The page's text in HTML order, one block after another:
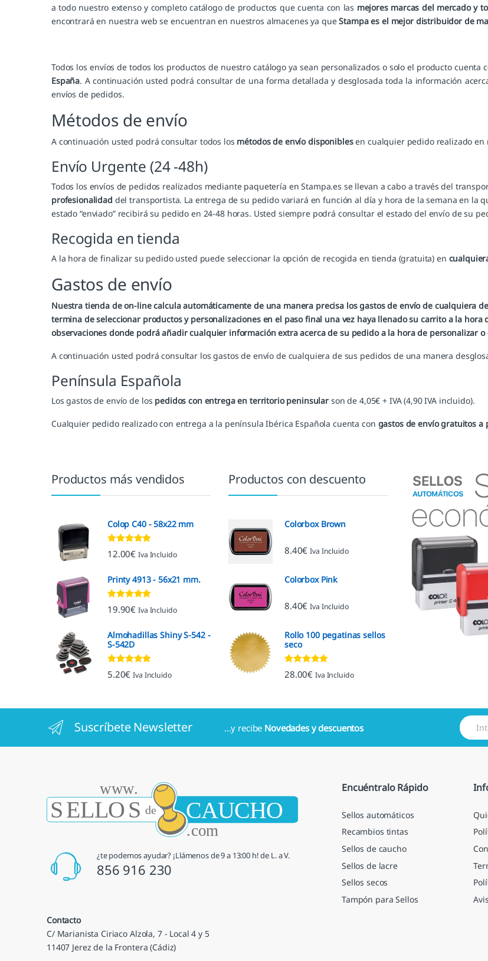
a todo nuestro extenso y completo catálogo de productos que cuenta con las mejores marcas del mercado y
encontrará en nuestra web se encuentran en nuestros almacenes ya queStampa es el mejor distribuidor de
Todos los envíos de todos los productos de nuestro catálogo ya sean personalizados o solo el producto cuenta
España. A continuación usted podrá consultar de una forma detallada y desglosada toda la información
envíos de pedidos.
Métodos de envío
A continuación usted podrá consultar todos los métodos de envío disponiblesen cualquier pedido realizado en
Envío Urgente (24 -48h)
Todos los envíos de pedidos realizados mediante paquetería en Stampa.es se llevan a cabo a través del
profesionalidad del transportista. La entrega de su pedido variará en función al día y hora de la semana en la
estado “enviado” recibirá su pedido en 24-48 horas. Usted siempre podrá consultar el estado del envío de su
Recogida en tienda
A la hora de finalizar su pedido usted puede seleccionar la opción de recogida en tienda (gratuita) en
Gastos de envío
Nuestra tienda de on-line calcula automáticamente de una manera precisa los gastos de envío de cualquiera
termina de seleccionar productos y personalizaciones en el paso final una vez haya llenado su carrito a la
observaciones donde podrá añadir cualquier información extra acerca de su pedido a la hora de personalizar
A continuación usted podrá consultar los gastos de envío de cualquiera de sus pedidos de una manera
Península Española
Los gastos de envío de los pedidos con entrega en territorio peninsular son de 4,05€ + IVA (4,90 IVA incluido).
Cualquier pedido realizado con entrega a la península Ibérica Española cuenta con gastos de envío gratuitos a
Marcas De Carrusel
Productos más vendidos
Colop C40 - 58x22 mm
Valorado con
5.00de 5
12.00€ Iva Incluido
Printy 4913 - 56x21 mm.
Valorado con
4.92de 5
19.90€ Iva Incluido
Almohadillas Shiny S-542 -
S-542D
Valorado con
5.00de 5
5.20€ Iva Incluido
Productos con descuento
Colorbox Brown
8.40€ Iva Incluido
Colorbox Pink
8.40€ Iva Incluido
Rollo 100 pegatinas sellos
seco
Valorado con
5.00de 5
28.00€ Iva Incluido
Suscríbete Newsletter ...y recibe Novedades y descuentos
E
m
¿te podemos ayudar? ¡Llámenos de 9 a 13:00 h! de L. a V.
856 916 230
Contacto
C/ Marianista Ciriaco Alzola, 7 - Local 4 y 5
11407 Jerez de la Frontera (Cádiz)
Encuéntralo Rápido
Sellos automáticos
Recambios tintas
Sellos de caucho
Sellos de lacre
Sellos secos
Tampón para Sellos